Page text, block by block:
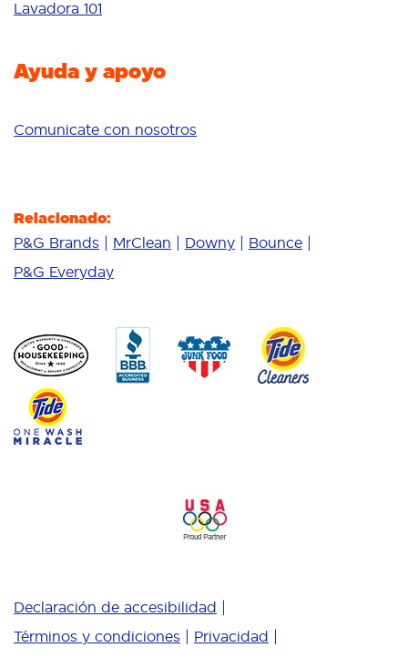
Delicates
Lavadora 101
Ayuda y apoyo
Comunicate con nosotros
Relacionado:
P&G Brands MrClean Downy
Bounce
P&G Everyday
Declaración de accesibilidad
Términos y condiciones
Privacidad